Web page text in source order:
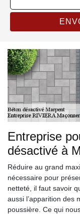
Entreprise
désactivé à
Réduire au grand
nécessaire pour
netteté, il faut savoir
aussi l’apparition des
poussière. Ce qui